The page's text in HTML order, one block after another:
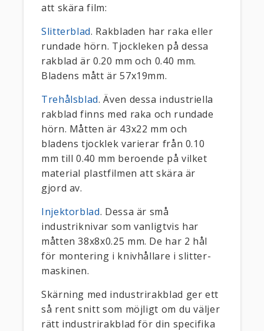
att skära film:
Slitterblad. Rakbladen har raka eller
rundade hörn. Tjockleken på dessa
rakblad är 0.20 mm och 0.40 mm.
Bladens mått är 57x19mm.
Trehålsblad. Även dessa industriella
rakblad finns med raka och rundade
hörn. Måtten är 43x22 mm och
bladens tjocklek varierar från 0.10
mm till 0.40 mm beroende på vilket
material plastfilmen att skära är
gjord av.
Injektorblad. Dessa är små
industriknivar som vanligtvis har
måtten 38x8x0.25 mm. De har 2 hål
för montering i knivhållare i slitter-
maskinen.
Skärning med industrirakblad ger ett
så rent snitt som möjligt om du väljer
rätt industrirakblad för din specifika